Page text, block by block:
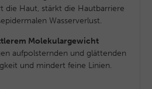
die Haut, stärkt die Hautbarriere
Wasserverlust.
Molekulargewicht
aufpolsternden und glättenden
und mindert feine Linien.